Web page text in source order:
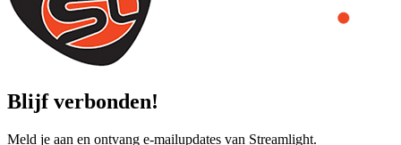
Blijf verbonden!
Meld je aan en ontvang e-mailupdates van Streamlight.